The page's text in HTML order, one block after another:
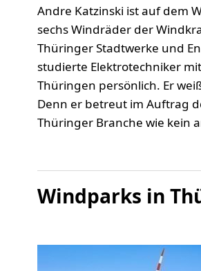
Andre Katzinski ist auf dem
sechs Windräder der
Thüringer Stadtwerke und
studierte Elektrotechniker
Thüringen persönlich. Er
Denn er betreut im Auftrag
Thüringer Branche wie kein
Windparks in